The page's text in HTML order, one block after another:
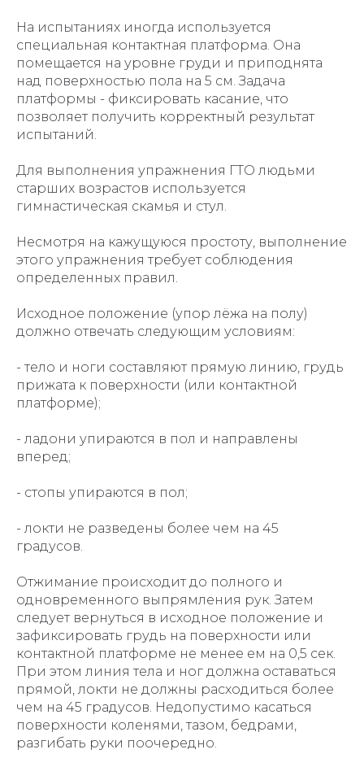
На испытаниях иногда используется
специальная контактная платформа. Она
помещается на уровне груди и приподнята
над поверхностью пола на 5 см. Задача
платформы - фиксировать касание, что
позволяет получить корректный результат
испытаний.
Для выполнения упражнения ГТО людьми
старших возрастов используется
гимнастическая скамья и стул.
Несмотря на кажущуюся простоту, выполнение
этого упражнения требует соблюдения
определенных правил.
Исходное положение (упор лёжа на полу)
должно отвечать следующим условиям:
- тело и ноги составляют прямую линию, грудь
прижата к поверхности (или контактной
платформе);
- ладони упираются в пол и направлены
вперед;
- стопы упираются в пол;
- локти не разведены более чем на 45
градусов.
Отжимание происходит до полного и
одновременного выпрямления рук. Затем
следует вернуться в исходное положение и
зафиксировать грудь на поверхности или
контактной платформе не менее ем на 0,5 сек.
При этом линия тела и ног должна оставаться
прямой, локти не должны расходиться более
чем на 45 градусов. Недопустимо касаться
поверхности коленями, тазом, бедрами,
разгибать руки поочередно.